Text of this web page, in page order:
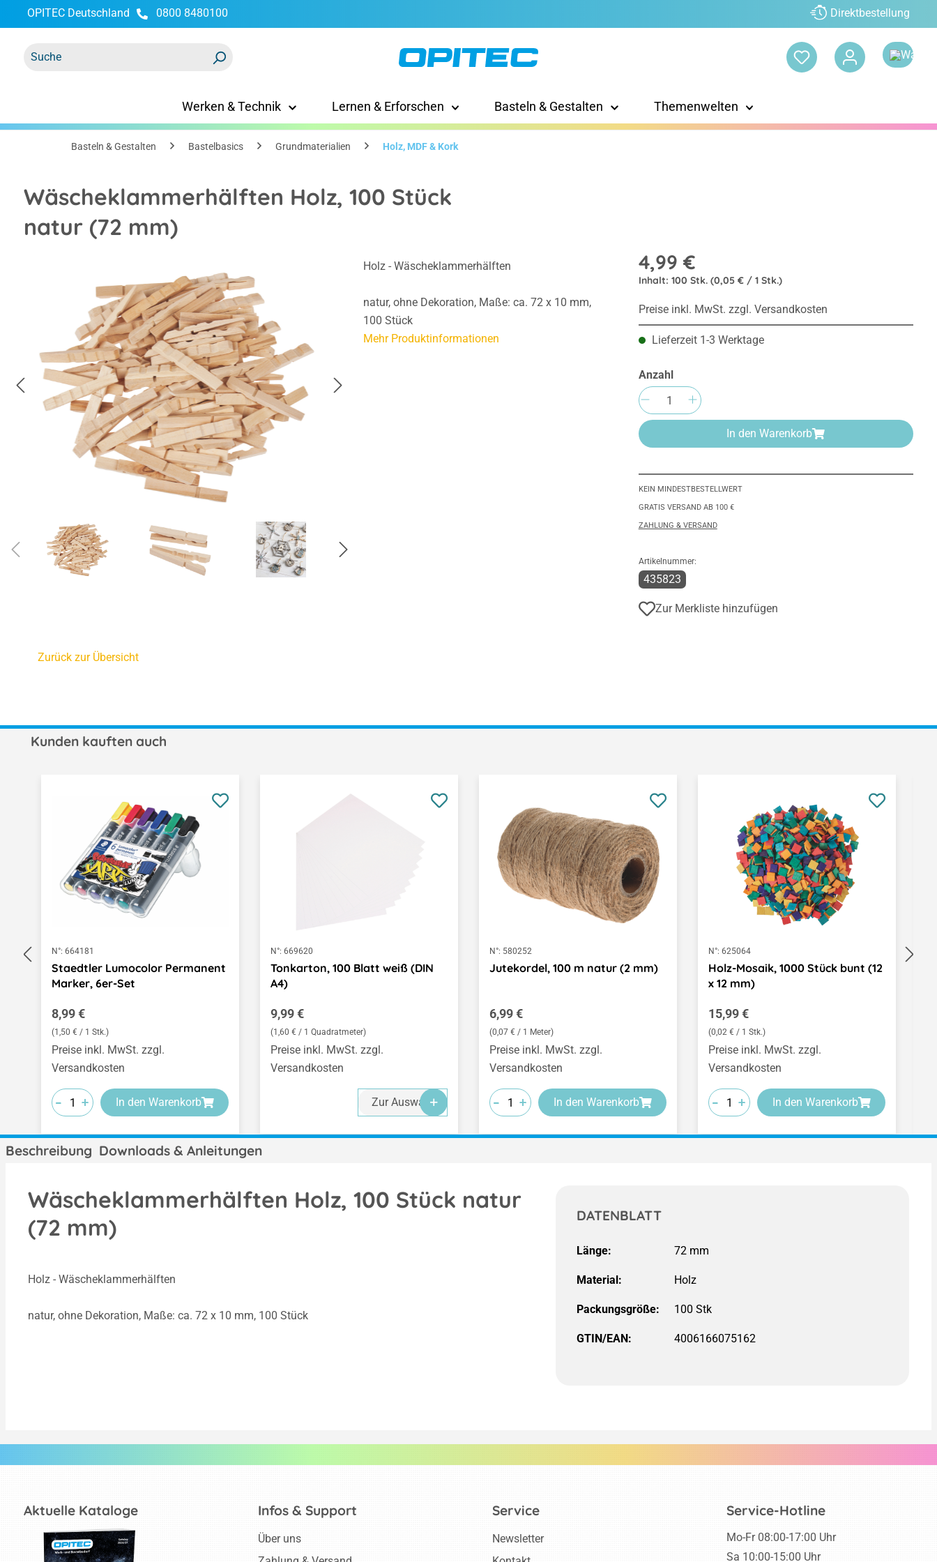
Zur Hauptnavigation springen
OPITEC Deutschland 0800 8480100 Direktbestellung
Werken & Technik Lernen & Erforschen Basteln & Gestalten Themenwelten
Basteln & Gestalten Bastelbasics Grundmaterialien Holz, MDF & Kork
Wäscheklammerhälften Holz, 100 Stück
natur (72 mm)
Holz - Wäscheklammerhälften
natur, ohne Dekoration, Maße: ca. 72 x 10 mm,
100 Stück
Mehr Produktinformationen
4,99 €
Inhalt: 100 Stk. (0,05 € / 1 Stk.)
Preise inkl. MwSt. zzgl. Versandkosten
Lieferzeit 1-3 Werktage
Anzahl
Produkt Anzahl: Gib den gewünschten
In den Warenkorb
KEIN MINDESTBESTELLWERT
GRATIS VERSAND AB 100 €
ZAHLUNG & VERSAND
Artikelnummer:
435823
Zur Merkliste hinzufügen
Zurück zur Übersicht
Kunden kauften auch
N°: 664181
Staedtler Lumocolor Permanent
Marker, 6er-Set
Regulärer Preis:
8,99 €
(1,50 € / 1 Stk.)
Preise inkl. MwSt. zzgl.
Versandkosten
-
-
- +
+
+ In den Warenkorb
N°: 669620
Tonkarton, 100 Blatt weiß (DIN
A4)
Regulärer Preis:
9,99 €
(1,60 € / 1 Quadratmeter)
Preise inkl. MwSt. zzgl.
Versandkosten
Zur Auswahl
N°: 580252
Jutekordel, 100 m natur (2 mm)
Regulärer Preis:
6,99 €
(0,07 € / 1 Meter)
Preise inkl. MwSt. zzgl.
Versandkosten
-
-
- +
+
+ In den Warenkorb
N°: 625064
Holz-Mosaik, 1000 Stück bunt (12
x 12 mm)
Regulärer Preis:
15,99 €
(0,02 € / 1 Stk.)
Preise inkl. MwSt. zzgl.
Versandkosten
-
-
- +
+
+ In den Warenkorb
Beschreibung Downloads & Anleitungen
Wäscheklammerhälften Holz, 100 Stück natur
(72 mm)
Holz - Wäscheklammerhälften
natur, ohne Dekoration, Maße: ca. 72 x 10 mm, 100 Stück
DATENBLATT
Länge:
Material:
Packungsgröße: 100 Stk
GTIN/EAN: 4006166075162
Aktuelle Kataloge Service-Hotline
Mo-Fr 08:00-17:00 Uhr
Sa 10:00-15:00 Uhr
Infos & Support
Über uns
Service
Newsletter